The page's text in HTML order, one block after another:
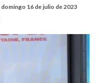
domingo 16 de julio de 2023